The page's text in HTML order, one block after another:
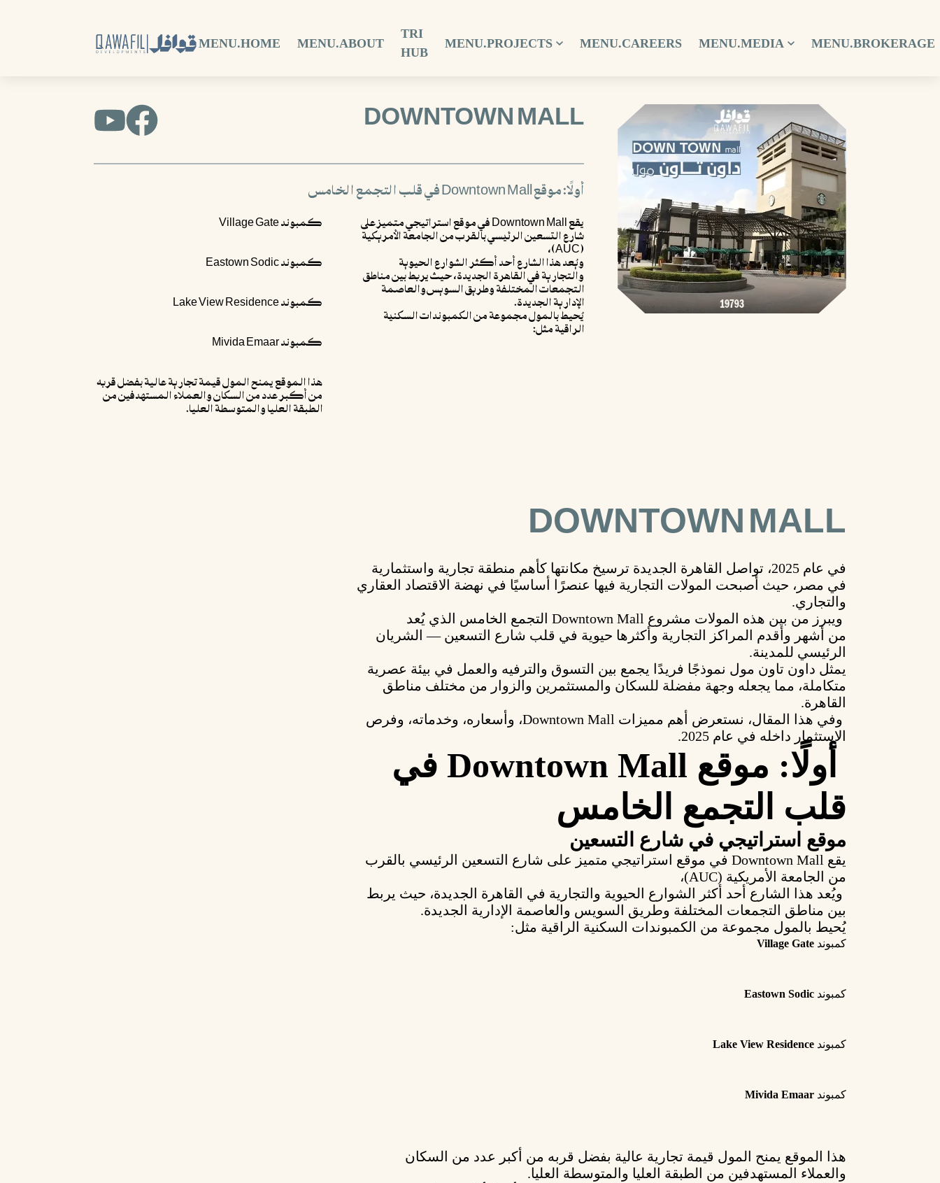
MENU.HOME MENU.ABOUT
TRI
HUB
MENU.PROJECTS MENU.CAREERS MENU.MEDIA MENU.BROKERAGE
DOWNTOWN MALL
أولًا: موقع Downtown Mall في قلب التجمع الخامس
يقع Downtown Mall في موقع استراتيجي متميز على
شارع التسعين الرئيسي بالقرب من الجامعة الأمريكية
(AUC)،
ويُعد هذا الشارع أحد أكثر الشوارع الحيوية
والتجارية في القاهرة الجديدة، حيث يربط بين مناطق
التجمعات المختلفة وطريق السويس والعاصمة
الإدارية الجديدة.
يُحيط بالمول مجموعة من الكمبوندات السكنية
الراقية مثل:
كمبوند Village Gate
كمبوند Eastown Sodic
كمبوند Lake View Residence
كمبوند Mivida Emaar
هذا الموقع يمنح المول قيمة تجارية عالية بفضل قربه
من أكبر عدد من السكان والعملاء المستهدفين من
الطبقة العليا والمتوسطة العليا.
DOWNTOWN MALL
في عام 2025، تواصل القاهرة الجديدة ترسيخ مكانتها كأهم منطقة تجارية واستثمارية
في مصر، حيث أصبحت المولات التجارية فيها عنصرًا أساسيًا في نهضة الاقتصاد العقاري
والتجاري.
ويبرز من بين هذه المولات مشروع Downtown Mall التجمع الخامس
الذي يُعد
من أشهر وأقدم المراكز التجارية وأكثرها حيوية في قلب شارع التسعين — الشريان
الرئيسي للمدينة.
يمثل داون تاون مول نموذجًا فريدًا يجمع بين التسوق والترفيه والعمل في بيئة عصرية
متكاملة، مما يجعله وجهة مفضلة للسكان والمستثمرين والزوار من مختلف مناطق
القاهرة.
وفي هذا المقال، نستعرض
أهم مميزات Downtown Mall، وأسعاره، وخدماته، وفرص
الاستثمار داخله في عام 2025
.
أولًا: موقع Downtown Mall في
قلب التجمع الخامس
موقع استراتيجي في شارع التسعين
يقع Downtown Mall في موقع استراتيجي متميز على شارع التسعين الرئيسي بالقرب
من الجامعة الأمريكية (AUC)
،
ويُعد هذا الشارع أحد أكثر الشوارع الحيوية والتجارية في القاهرة الجديدة، حيث يربط
بين مناطق التجمعات المختلفة وطريق السويس والعاصمة الإدارية الجديدة.
يُحيط بالمول مجموعة من الكمبوندات السكنية الراقية مثل:
كمبوندVillage Gate
كمبوندEastown Sodic
كمبوندLake View Residence
كمبوندMivida Emaar
هذا الموقع يمنح المول قيمة تجارية عالية بفضل قربه من أكبر عدد من السكان
والعملاء المستهدفين من الطبقة العليا والمتوسطة العليا.